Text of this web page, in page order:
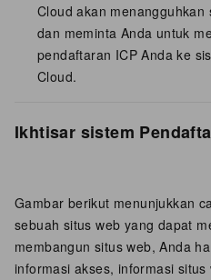
Cloud akan
dan meminta Anda untuk
pendaftaran ICP Anda ke
Cloud.
Ikhtisar sistem
Gambar berikut menunjukkan
sebuah situs web yang dapat
membangun situs web, Anda
informasi akses, informasi